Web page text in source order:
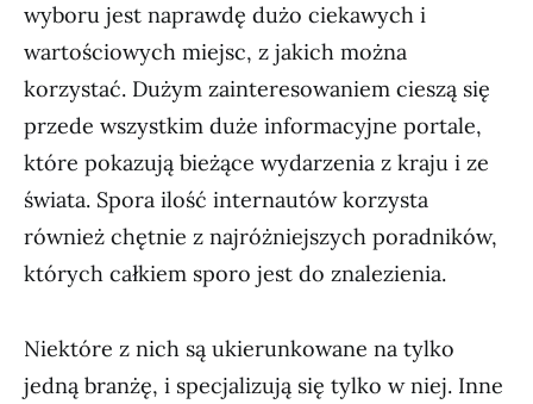
wyboru jest naprawdę dużo ciekawych i
wartościowych miejsc, z jakich można
korzystać. Dużym zainteresowaniem cieszą się
przede wszystkim duże informacyjne portale,
które pokazują bieżące wydarzenia z kraju i ze
świata. Spora ilość internautów korzysta
również chętnie z najróżniejszych poradników,
których całkiem sporo jest do znalezienia.
Niektóre z nich są ukierunkowane na tylko
jedną branżę, i specjalizują się tylko w niej. Inne